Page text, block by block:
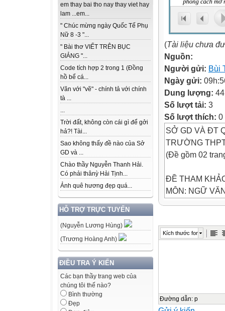
em thay bai tho nay thay viet hay
lam ...em...
" Chúc mừng ngày Quốc Tế Phụ
Nữ 8 -3 "...
" Bài thơ VIẾT TRÊN BỤC
GIẢNG "...
Code tích hợp 2 trong 1 (Đồng
hồ bể cá...
Văn với "vẽ" - chính tả với chính
tà ...
...
Trời đất, không còn cái gì để gởi
hả?! Tài...
Sao không thấy đề nào của Sở
GD và ...
Chào thầy Nguyễn Thanh Hải.
Có phải thânỳ Hải Tịnh...
Ảnh quê hương đẹp quá...
HỖ TRỢ TRỰC TUYẾN
(Nguyễn Lương Hùng)
(Trương Hoàng Anh)
ĐIỀU TRA Ý KIẾN
Các bạn thầy trang web của
chúng tôi thế nào?
Bình thường
Đẹp
(Tài liệu chưa
Nguồn:
Người gửi: Bùi
Ngày gửi:
Dung lượng:
Số lượt tải: 3
Số lượt thích: 0
SỞ GD VÀ ĐT
TRƯỜNG
(Đề gồm 02
ĐỀ THAM
MÔN: NGỮ
I. ĐỌC HIỂU(
Tuổi thơ đâu
Kích thước font
Đường dẫn: p